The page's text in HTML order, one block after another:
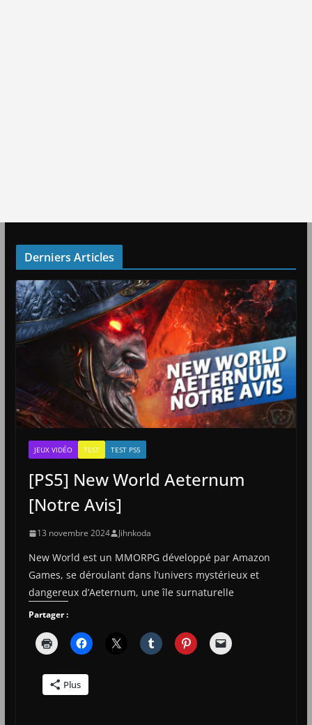
Derniers Articles
JEUX VIDÉO TEST TEST PS5
[PS5] New World Aeternum
[Notre Avis]
13 novembre 2024 Jihnkoda
New World est un MMORPG développé par Amazon
Games, se déroulant dans l’univers mystérieux et
dangereux d’Aeternum, une île surnaturelle
Partager :
Plus